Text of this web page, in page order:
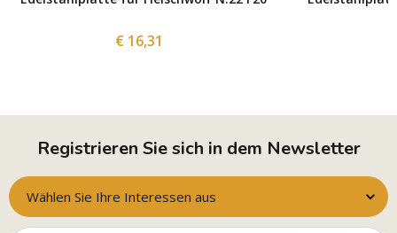
€ 16,31
Registrieren Sie sich in dem Newsletter
Wählen Sie Ihre Interessen aus